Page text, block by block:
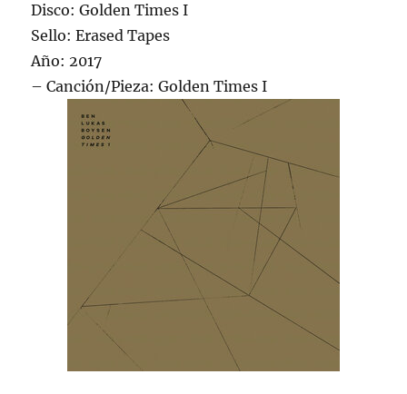
Disco: Golden Times I
Sello: Erased Tapes
Año: 2017
– Canción/Pieza: Golden Times I